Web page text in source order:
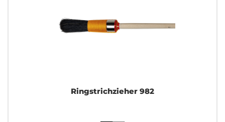
Ringstrichzieher 982